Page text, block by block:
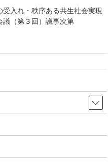
645,590人、前年比16,473人
が499,394人、前年比28,669
動」が449,324人、前年比
特定活動」が111,074人、前年
出状況【概要版】（令和７年
］
受入れ・秩序ある共生社会実現
議（第３回）議事次第